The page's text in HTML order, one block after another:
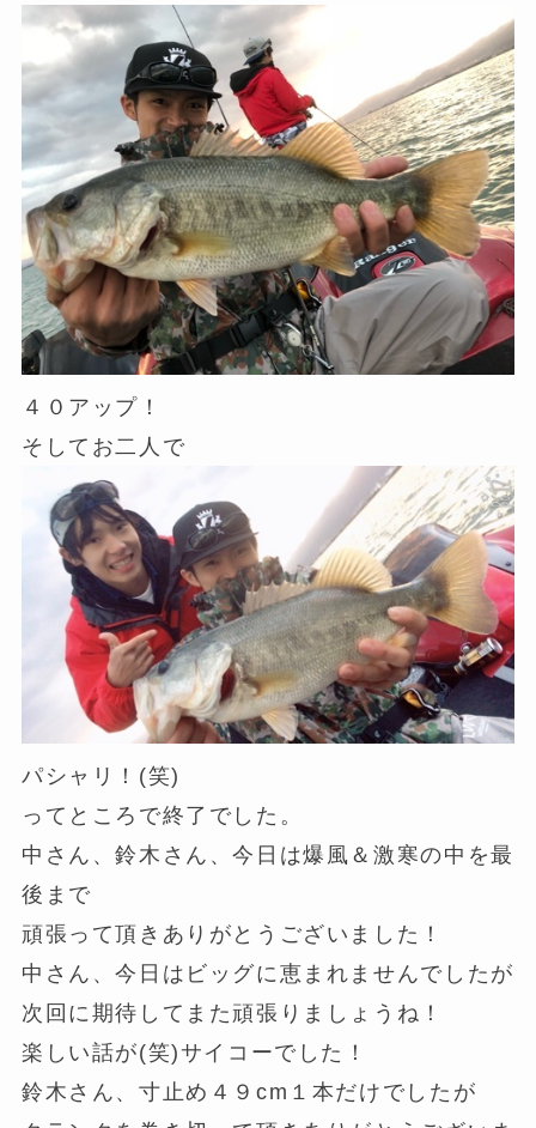
４０アップ！
そしてお二人で
パシャリ！(笑)
ってところで終了でした。
中さん、鈴木さん、今日は爆風＆激寒の中を最
後まで
頑張って頂きありがとうございました！
中さん、今日はビッグに恵まれませんでしたが
次回に期待してまた頑張りましょうね！
楽しい話が(笑)サイコーでした！
鈴木さん、寸止め４９cm１本だけでしたが